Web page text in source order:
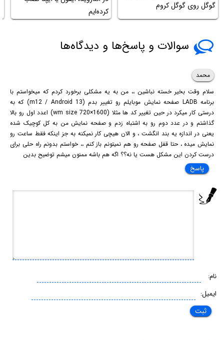
گوگل روی گوگل کروم
کرده‌ایم
سوالات و پاسخ‌ها و دیدگاه‌ها
محمد
سلام وقت بخیر خسته نباشین ،، من به یه مشکلی برخورد کردم که میخواستم با
برنامه LADB صفحه نمایش موبایلم رو تغییر بدم (m12 / Android 13) که به
درستی کار میکرد در حین تغییر کد ها مثلا (wm size 720×1600) اعدد اول رو بالا
گذاشتم و در عدد دوم رو به اشتباه زدم و صفحه نمایش من به کل کوچیک شده
یعنی در اندازه یه بند انگشت ، و الان هیچی کار نمیکنه به جز اینکه فقط ساعت رو
نمایش میده ، حتا قفل صفحه رو هم نمیتونم باز کنم ،، خواستم بدونم راه حلی برای
درست کردن این مشکل هست یا نه؟؟ اگه هم باشه ممنون میشم توضیح بدین
پاسخ
نام:
ایمیل: